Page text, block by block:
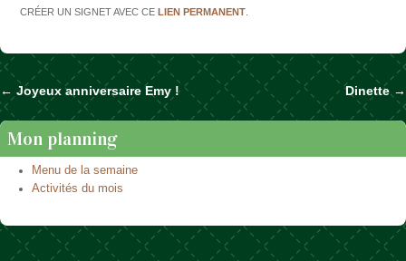
CRÉER UN SIGNET AVEC CELIEN PERMANENT
Naviguer dans les articles
← Joyeux anniversaire Emy ! Dinette →
Mon planning
Menu de la semaine
Activités du mois